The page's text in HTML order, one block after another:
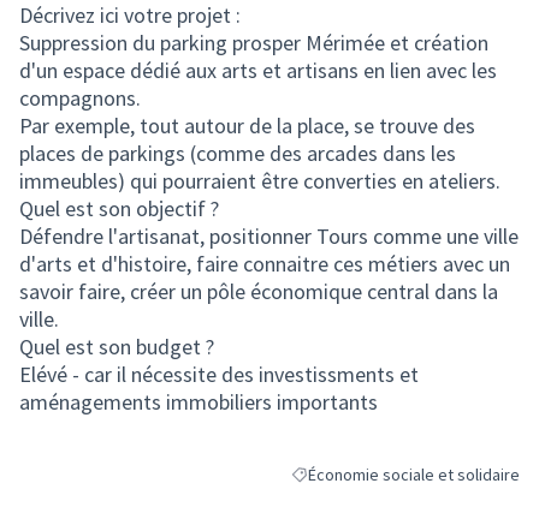
Décrivez ici votre projet :
Suppression du parking prosper Mérimée et création
d'un espace dédié aux arts et artisans en lien avec les
compagnons.
Par exemple, tout autour de la place, se trouve des
places de parkings (comme des arcades dans les
immeubles) qui pourraient être converties en ateliers.
Quel est son objectif ?
Défendre l'artisanat, positionner Tours comme une ville
d'arts et d'histoire, faire connaitre ces métiers avec un
savoir faire, créer un pôle économique central dans la
ville.
Quel est son budget ?
Elévé - car il nécessite des investissments et
aménagements immobiliers importants
Filtrer les résultats de la
Économie sociale et solidaire